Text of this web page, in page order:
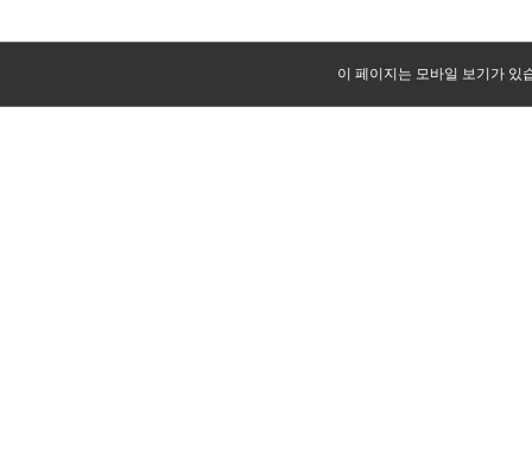
이 페이지는 모바일 보기가 있